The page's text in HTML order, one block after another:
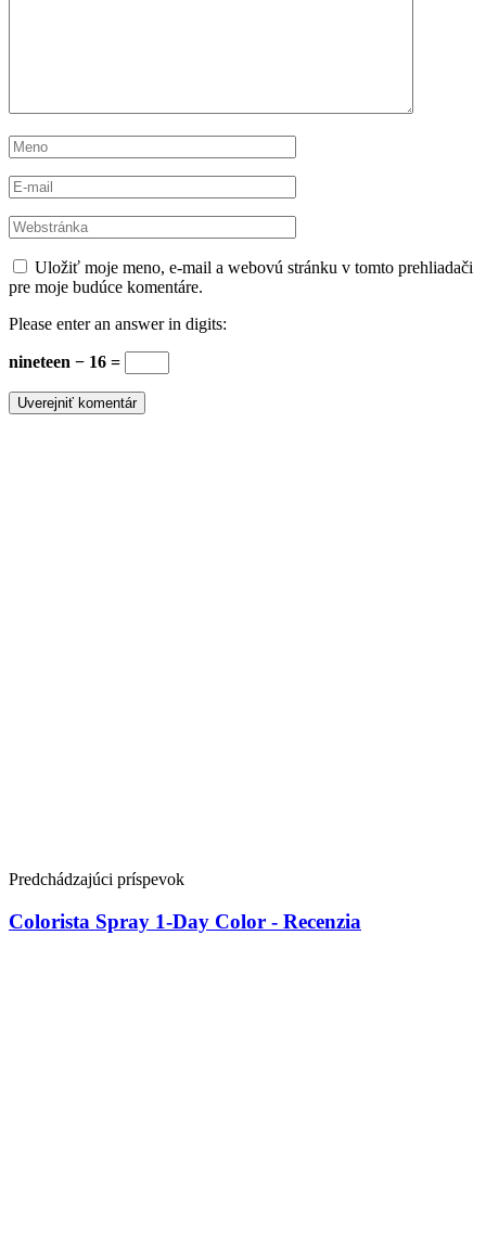
Uložiť moje meno, e-mail a webovú stránku v tomto prehliadači
pre moje budúce komentáre.
Please enter an answer in digits:
nineteen − 16 =
Predchádzajúci príspevok
Colorista Spray 1-Day Color - Recenzia